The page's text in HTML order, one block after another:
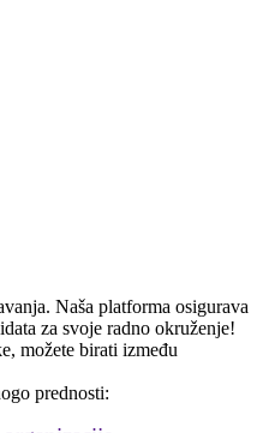
Naša platforma osigurava
za svoje radno okruženje!
možete birati između
prednosti: